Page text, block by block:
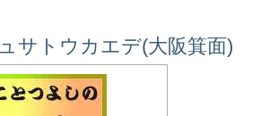
サトウカエデ(大阪箕面)